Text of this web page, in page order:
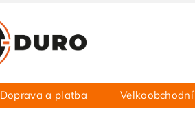
Doprava a platba